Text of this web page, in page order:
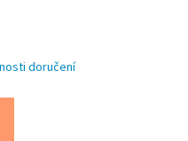
doručení